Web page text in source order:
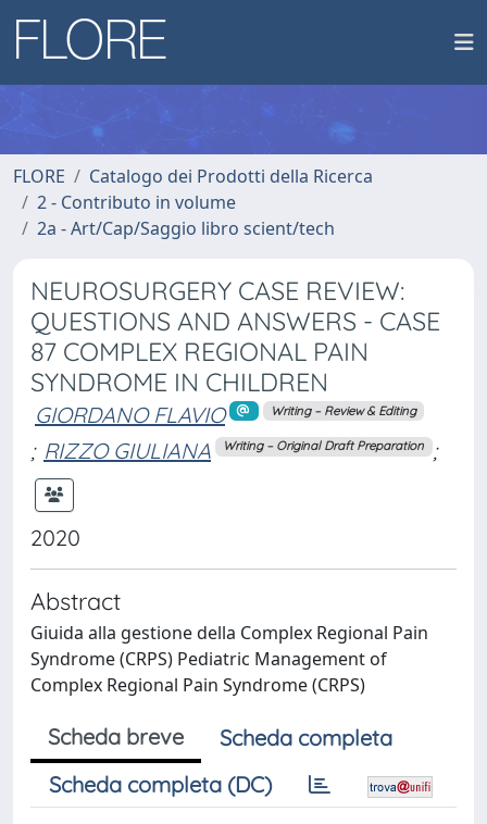
FLORE
Catalogo dei Prodotti della Ricerca
2 - Contributo in volume
2a - Art/Cap/Saggio libro scient/tech
NEUROSURGERY CASE REVIEW:
QUESTIONS AND ANSWERS - CASE
87 COMPLEX REGIONAL PAIN
SYNDROME IN CHILDREN
GIORDANO FLAVIO Writing – Review & Editing
; RIZZO GIULIANA Writing – Original Draft Preparation ;
2020
Abstract
Giuida alla gestione della Complex Regional Pain
Syndrome (CRPS) Pediatric Management of
Complex Regional Pain Syndrome (CRPS)
Scheda breve
Scheda completa
Scheda completa (DC)